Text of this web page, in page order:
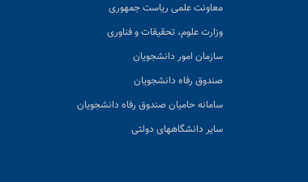
معاونت علمی ریاست جمهوری
وزارت علوم، تحقیقات و فناوری
سازمان امور دانشجویان
صندوق رفاه دانشجویان
سامانه حامیان صندوق رفاه دانشجویان
سایر دانشگاههای دولتی